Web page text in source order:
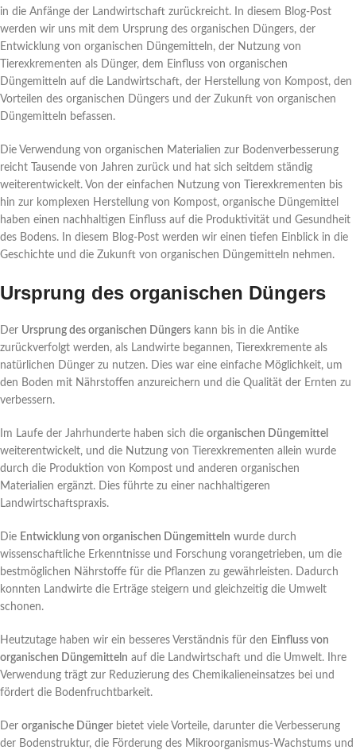
in die Anfänge der Landwirtschaft zurückreicht. In diesem Blog-Post
werden wir uns mit dem Ursprung des organischen Düngers, der
Entwicklung von organischen Düngemitteln, der Nutzung von
Tierexkrementen als Dünger, dem Einfluss von organischen
Düngemitteln auf die Landwirtschaft, der Herstellung von Kompost, den
Vorteilen des organischen Düngers und der Zukunft von organischen
Düngemitteln befassen.
Die Verwendung von organischen Materialien zur Bodenverbesserung
reicht Tausende von Jahren zurück und hat sich seitdem ständig
weiterentwickelt. Von der einfachen Nutzung von Tierexkrementen bis
hin zur komplexen Herstellung von Kompost, organische Düngemittel
haben einen nachhaltigen Einfluss auf die Produktivität und Gesundheit
des Bodens. In diesem Blog-Post werden wir einen tiefen Einblick in die
Geschichte und die Zukunft von organischen Düngemitteln nehmen.
Ursprung des organischen Düngers
Der Ursprung des organischen Düngers kann bis in die Antike
zurückverfolgt werden, als Landwirte begannen, Tierexkremente als
natürlichen Dünger zu nutzen. Dies war eine einfache Möglichkeit, um
den Boden mit Nährstoffen anzureichern und die Qualität der Ernten zu
verbessern.
Im Laufe der Jahrhunderte haben sich die organischen Düngemittel
weiterentwickelt, und die Nutzung von Tierexkrementen allein wurde
durch die Produktion von Kompost und anderen organischen
Materialien ergänzt. Dies führte zu einer nachhaltigeren
Landwirtschaftspraxis.
Die Entwicklung von organischen Düngemitteln wurde durch
wissenschaftliche Erkenntnisse und Forschung vorangetrieben, um die
bestmöglichen Nährstoffe für die Pflanzen zu gewährleisten. Dadurch
konnten Landwirte die Erträge steigern und gleichzeitig die Umwelt
schonen.
Heutzutage haben wir ein besseres Verständnis für den Einfluss von
organischen Düngemitteln auf die Landwirtschaft und die Umwelt. Ihre
Verwendung trägt zur Reduzierung des Chemikalieneinsatzes bei und
fördert die Bodenfruchtbarkeit.
Der organische Dünger bietet viele Vorteile, darunter die Verbesserung
der Bodenstruktur, die Förderung des Mikroorganismus-Wachstums und